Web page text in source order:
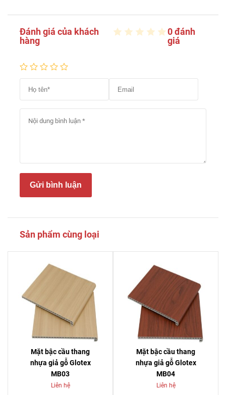
Đánh giá của khách
hàng
0 đánh
giá
Gửi bình luận
Sản phẩm cùng loại
Mặt bậc cầu thang
nhựa giả gỗ Glotex
MB03
Liên hệ
Mặt bậc cầu thang
nhựa giả gỗ Glotex
MB04
Liên hệ